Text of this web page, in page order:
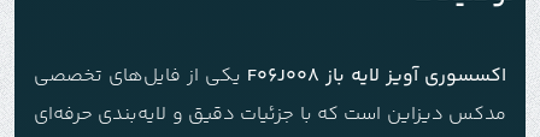
اکسسوری آویز لایه باز F06J008
یکی از فایل‌های تخصصی
مدکس دیزاین است که با جزئیات دقیق و لایه‌بندی حرفه‌ای